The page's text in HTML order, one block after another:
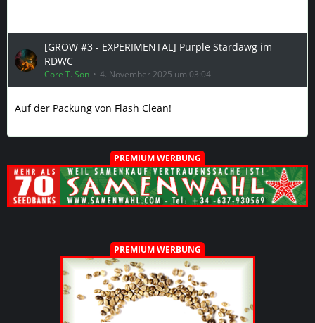
[GROW #3 - EXPERIMENTAL] Purple Stardawg im
RDWC
Core T. Son 4. November 2025 um 03:04
Auf der Packung von Flash Clean!
PREMIUM WERBUNG
PREMIUM WERBUNG